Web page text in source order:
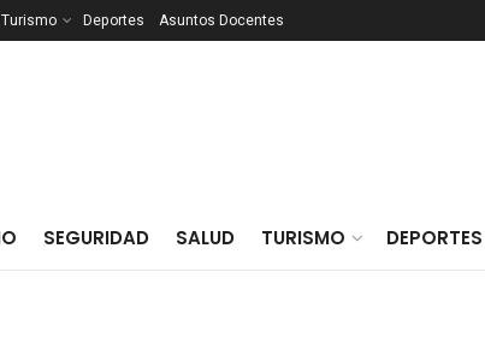
Turismo Deportes Asuntos Docentes
SEGURIDAD SALUD TURISMO DEPORTES